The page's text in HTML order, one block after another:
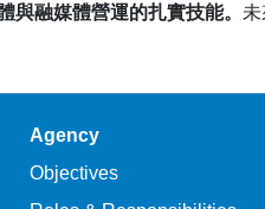
與融媒體營運的扎實技能。
Agency
Objectives